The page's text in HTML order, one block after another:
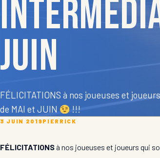
juin
FÉLICITATIONS à nos joueuses et
de MAI et JUIN
!!!
3 JUIN 2019PIERRICK
FÉLICITATIONSà nos joueuses et joueurs qui